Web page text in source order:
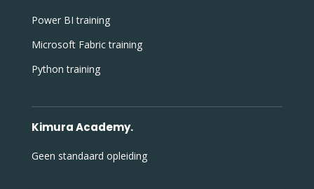
Power BI training
Microsoft Fabric training
Python training
Kimura Academy.
Geen standaard opleiding